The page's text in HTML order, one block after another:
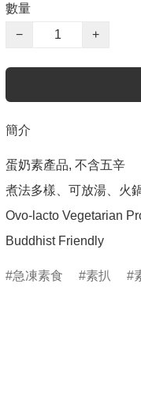
數量
−
+
簡介
蛋奶素產品, 不含五辛
煮法多樣、可放湯、火
Ovo-lacto Vegetarian
Buddhist Friendly
急凍素食 素扒